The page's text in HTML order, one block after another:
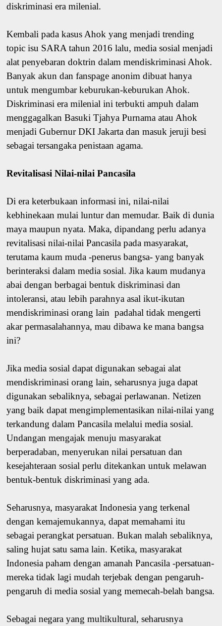
diskriminasi era milenial.
Kembali pada kasus Ahok yang menjadi trending
topic isu SARA tahun 2016 lalu, media sosial menjadi
alat penyebaran doktrin dalam mendiskriminasi Ahok.
Banyak akun dan fanspage anonim dibuat hanya
untuk mengumbar keburukan-keburukan Ahok.
Diskriminasi era milenial ini terbukti ampuh dalam
menggagalkan Basuki Tjahya Purnama atau Ahok
menjadi Gubernur DKI Jakarta dan masuk jeruji besi
sebagai tersangaka penistaan agama.
Revitalisasi Nilai-nilai Pancasila
Di era keterbukaan informasi ini, nilai-nilai
kebhinekaan mulai luntur dan memudar. Baik di dunia
maya maupun nyata. Maka, dipandang perlu adanya
revitalisasi nilai-nilai Pancasila pada masyarakat,
terutama kaum muda -penerus bangsa- yang banyak
berinteraksi dalam media sosial. Jika kaum mudanya
abai dengan berbagai bentuk diskriminasi dan
intoleransi, atau lebih parahnya asal ikut-ikutan
mendiskriminasi orang lain padahal tidak mengerti
akar permasalahannya, mau dibawa ke mana bangsa
ini?
Jika media sosial dapat digunakan sebagai alat
mendiskriminasi orang lain, seharusnya juga dapat
digunakan sebaliknya, sebagai perlawanan. Netizen
yang baik dapat mengimplementasikan nilai-nilai yang
terkandung dalam Pancasila melalui media sosial.
Undangan mengajak menuju masyarakat
berperadaban, menyerukan nilai persatuan dan
kesejahteraan sosial perlu ditekankan untuk melawan
bentuk-bentuk diskriminasi yang ada.
Seharusnya, masyarakat Indonesia yang terkenal
dengan kemajemukannya, dapat memahami itu
sebagai perangkat persatuan. Bukan malah sebaliknya,
saling hujat satu sama lain. Ketika, masyarakat
Indonesia paham dengan amanah Pancasila -persatuan-
mereka tidak lagi mudah terjebak dengan pengaruh-
pengaruh di media sosial yang memecah-belah bangsa.
Sebagai negara yang multikultural, seharusnya